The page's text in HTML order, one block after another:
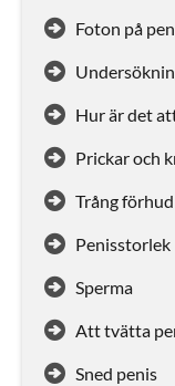
Foton på
Hur är det
Prickar och
Trång förhud
Penisstorlek
Sperma
Att tvätta
Sned penis